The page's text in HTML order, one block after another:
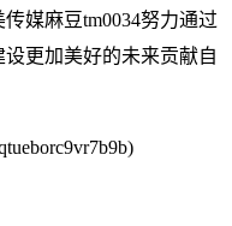
媒麻豆tm0034努力通过
更加美好的未来贡献自